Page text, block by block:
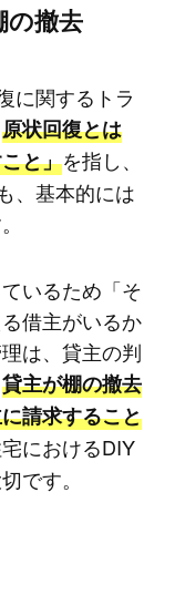
の撤去
に関するトラ
原状回復とは
と」を指し、
、基本的には
いるため「そ
借主がいるか
は、貸主の判
貸主が棚の撤去
請求すること
におけるDIY
です。